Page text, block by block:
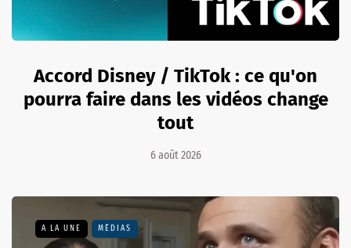
Accord Disney / TikTok : ce qu'on
pourra faire dans les vidéos change
tout
6 août 2026
A LA UNE MÉDIAS